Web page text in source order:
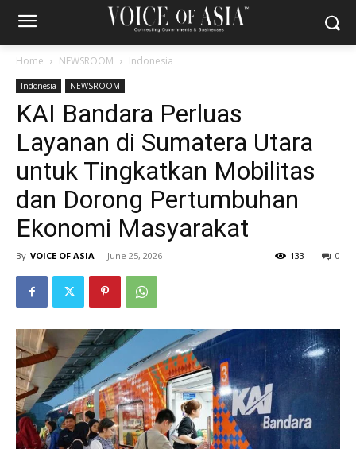
Home NEWSROOM Indonesia
Indonesia NEWSROOM
KAI Bandara Perluas
Layanan di Sumatera Utara
untuk Tingkatkan Mobilitas
dan Dorong Pertumbuhan
Ekonomi Masyarakat
By VOICE OF ASIA - June 25, 2026 0
133